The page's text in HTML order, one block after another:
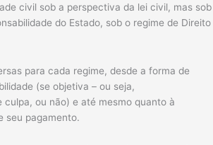
civil sob a perspectiva da lei civil, mas sob
do Estado, sob o regime de Direito
para cada regime, desde a forma de
(se objetiva – ou seja,
culpa, ou não) e até mesmo quanto à
seu pagamento.